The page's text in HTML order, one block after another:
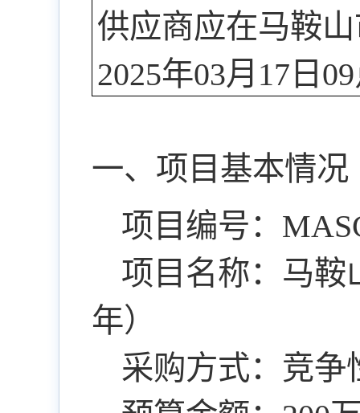
供应商应在马鞍
2025年03月17日
一、项目基本情况
项目编号：
项目名称：马鞍
年）
采购方式：竞争